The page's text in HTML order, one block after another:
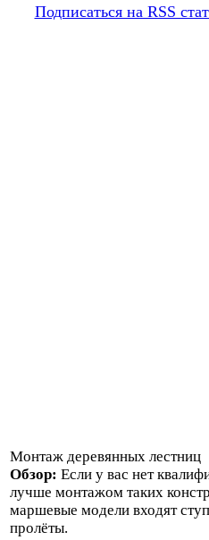
Подписаться на RSS
Монтаж деревянных лестниц
Обзор: Если у вас нет
лучше монтажом таких
маршевые модели входят
пролёты.